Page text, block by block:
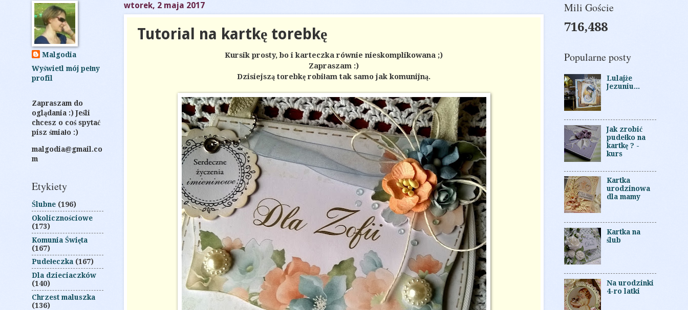
wtorek, 2 maja 2017
Tutorial na kartkę torebkę
Kursik prosty, bo i karteczka równie nieskomplikowana ;)
Zapraszam :)
Dzisiejszą torebkę robiłam tak samo jak komunijną.
Malgodia
Wyświetl mój pełny
profil
Zapraszam do
oglądania :) Jeśli
chcesz o coś spytać
pisz śmiało :)
malgodia@gmail.co
m
Etykiety
Ślubne (196)
Okolicznościowe
(173)
Komunia Święta
(167)
Pudełeczka (167)
Dla dzieciaczków
(140)
Chrzest maluszka
(136)
Mili Goście
716,488
Popularne posty
Lulajże
Jezuniu...
Jak zrobić
pudełko na
kartkę ? -
kurs
Kartka
urodzinowa
dla mamy
Kartka na
ślub
Na urodzinki
4-ro latki